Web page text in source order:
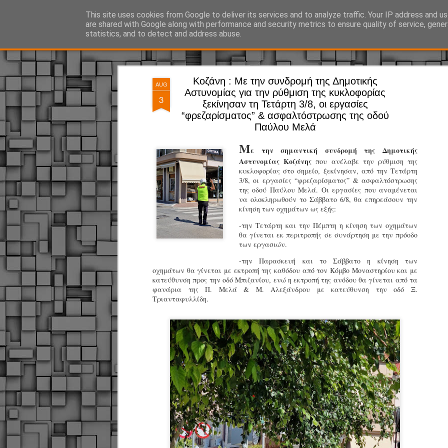
AUG
3
Κοζάνη : Με την συνδρομή της Δημοτικής
Αστυνομίας για την ρύθμιση της κυκλοφορίας
ξεκίνησαν τη Τετάρτη 3/8, οι εργασίες
“φρεζαρίσματος” & ασφαλτόστρωσης της οδού
Παύλου Μελά
Με την σημαντική συνδρομή της Δημοτικής
Αστυνομίας Κοζάνηςπου ανέλαβε την ρύθμιση της
κυκλοφορίας στο σημείο, ξεκίνησαν, από την Τετάρτη
3/8, οι εργασίες “φρεζαρίσματος” & ασφαλτόστρωσης
της οδού Παύλου Μελά. Οι εργασίες που αναμένεται
να ολοκληρωθούν το Σάββατο 6/8, θα επηρεάσουν την
κίνηση των οχημάτων ως εξής:
-την Τετάρτη και την Πέμπτη η κίνηση των οχημάτων
θα γίνεται εκ περιτροπής σε συνάρτηση με την πρόοδο
των εργασιών.
-την Παρασκευή και το Σάββατο η κίνηση των
οχημάτων θα γίνεται με εκτροπή της καθόδου από τον Κόμβο Μοναστηρίου και με
κατεύθυνση προς την οδό Μπιζανίου, ενώ η εκτροπή της ανόδου θα γίνεται από τα
φανάρια της Π. Μελά & Μ. Αλεξάνδρου με κατεύθυνση την οδό Ξ.
Τριανταφυλλίδη.
This site uses cookies from Google to deliver its services and to analyze traffic. Your IP address and
are shared with Google along with performance and security metrics to ensure quality of service,
statistics, and to detect and address abuse.
ΔΗΜΟΤΙΚΗ ΑΣΤΥΝΟΜΙΑ, τα νέα! Ό, τι συμβαίνει γύρω από τη Δημοτική Αστυνομία, την τοπική
JUL
Η Δημοτική Αστυνομία
καθώς από την 1η
επιχειρησιακή
παρουσία του Δήμου
χώρους.
Η νέα υπηρεσία θα
εκπαιδευμένους
ήδη ολοκληρώσει την
Στο πλαίσιο της
ολοκαίνουργια
τις περιπολίες και τις
στελεχών της υπηρεσίας.
JUN
Δήμος Κοζάνης :
JUN
Απολογισμός των
ελέγχων σε ιδιοκτήτες
JUN
Δημοτική Αστυνομία
Θεσσαλονίκης: Ένταση